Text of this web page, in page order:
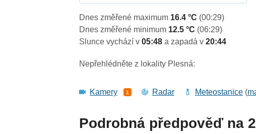
Dnes změřené maximum 16.4 °C (00:29)
Dnes změřené minimum 12.5 °C (06:29)
Slunce vychází v05:48a zapadá v20:44
Nepřehlédněte z lokality Plesná:
Kamery 1 Radar Meteostanice (
Podrobná předpověď na